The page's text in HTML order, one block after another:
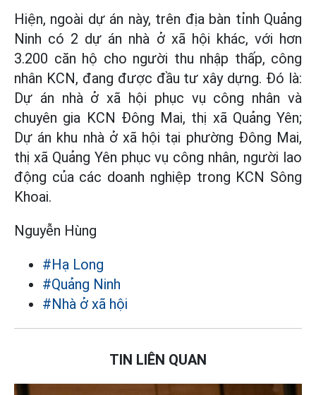
Hiện, ngoài dự án này, trên địa bàn tỉnh Quảng
Ninh có 2 dự án nhà ở xã hội khác, với hơn
3.200 căn hộ cho người thu nhập thấp, công
nhân KCN, đang được đầu tư xây dựng. Đó là:
Dự án nhà ở xã hội phục vụ công nhân và
chuyên gia KCN Đông Mai, thị xã Quảng Yên;
Dự án khu nhà ở xã hội tại phường Đông Mai,
thị xã Quảng Yên phục vụ công nhân, người lao
động của các doanh nghiệp trong KCN Sông
Khoai.
Nguyễn Hùng
#Hạ Long
#Quảng Ninh
#Nhà ở xã hội
TIN LIÊN QUAN